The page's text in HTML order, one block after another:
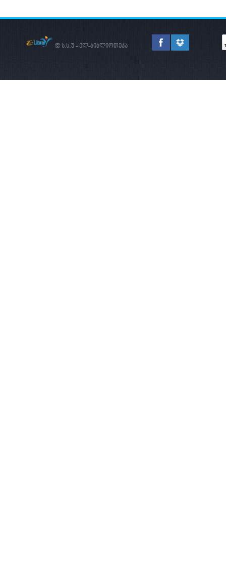
© ს.ს.უ - ელ-ბიბლიოთეკა